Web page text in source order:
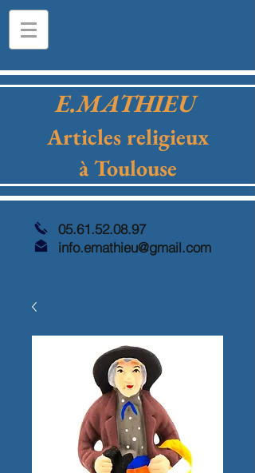
E.MATHIEU
Articles religieux
à Toulouse
05.61.52.08.97
info.emathieu@gmail.com